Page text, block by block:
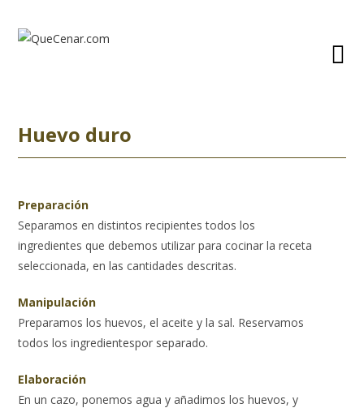
contenido
Huevo duro
Preparación
Separamos en distintos recipientes todos los
ingredientes que debemos utilizar para cocinar la receta
seleccionada, en las cantidades descritas.
Manipulación
Preparamos los huevos, el aceite y la sal. Reservamos
todos los ingredientespor separado.
Elaboración
En un cazo, ponemos agua y añadimos los huevos, y